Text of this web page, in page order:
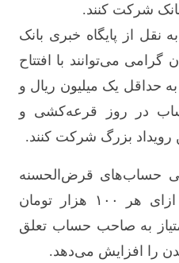
شرکت کنند.
نقل از پایگاه خبری بانک
گرامی می‌توانند با افتتاح
حداقل یک میلیون ریال و
در روز قرعه‌کشی و
حساب‌های قرض‌الحسنه
پس‌انداز بانک مسکن، به ازای هر ۱۰۰ هزار تومان
به صاحب حساب تعلق
را افزایش می‌دهد.